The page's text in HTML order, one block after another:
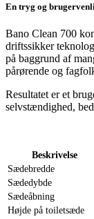
En tryg og
Bano Clean 700
driftssikker
på baggrund af
pårørende og
Resultatet er et
selvstændighed,
Beskrivelse
Sædebredde
Sædedybde
Sædeåbning
Højde på toiletsæde